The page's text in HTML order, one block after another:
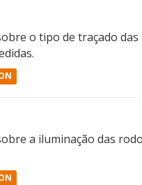
o tipo de traçado das
a iluminação das